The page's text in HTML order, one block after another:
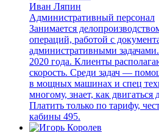
Иван Ляпин
Административный персонал
Занимается
операций, работой с
административными
2020 года. Клиенты
скорость. Среди задач —
в мощных машинах и спец
многому, знает, как двигаться
Платить только по тарифу,
кабины 495.